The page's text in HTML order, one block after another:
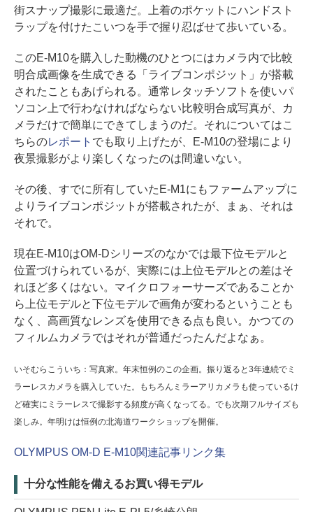
街スナップ撮影に最適だ。上着のポケットにハンドスト
ラップを付けたこいつを手で握り忍ばせて歩いている。
このE-M10を購入した動機のひとつにはカメラ内で比較
明合成画像を生成できる「ライブコンポジット」が搭載
されたこともあげられる。通常レタッチソフトを使いパ
ソコン上で行わなければならない比較明合成写真が、カ
メラだけで簡単にできてしまうのだ。それについてはこ
ちらのレポート でも取り上げたが、E-M10の登場により
夜景撮影がより楽しくなったのは間違いない。
その後、すでに所有していたE-M1にもファームアップに
よりライブコンポジットが搭載されたが、まぁ、それは
それで。
現在E-M10はOM-Dシリーズのなかでは最下位モデルと
位置づけられているが、実際には上位モデルとの差はそ
れほど多くはない。マイクロフォーサーズであることか
ら上位モデルと下位モデルで画角が変わるということも
なく、高画質なレンズを使用できる点も良い。かつての
フィルムカメラではそれが普通だったんだよなぁ。
いそむらこういち：写真家。年末恒例のこの企画。振り返ると3年連続でミ
ラーレスカメラを購入していた。もちろんミラーアリカメラも使っているけ
ど確実にミラーレスで撮影する頻度が高くなってる。でも次期フルサイズも
楽しみ。年明けは恒例の北海道ワークショップを開催。
OLYMPUS OM-D E-M10関連記事リンク集
十分な性能を備えるお買い得モデル